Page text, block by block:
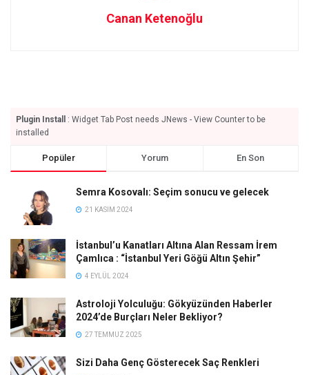
Canan Ketenoğlu
Plugin Install
: Widget Tab Post needs JNews - View Counter to be
installed
Popüler Yorum En Son
Semra Kosovalı: Seçim sonucu ve gelecek
21 KASIM 2024
İstanbul’u Kanatları Altına Alan Ressam İrem
Çamlıca : “İstanbul Yeri Göğü Altın Şehir”
4 EYLÜL 2024
Astroloji Yolculuğu: Gökyüzünden Haberler
2024’de Burçları Neler Bekliyor?
27 TEMMUZ 2025
Sizi Daha Genç Gösterecek Saç Renkleri